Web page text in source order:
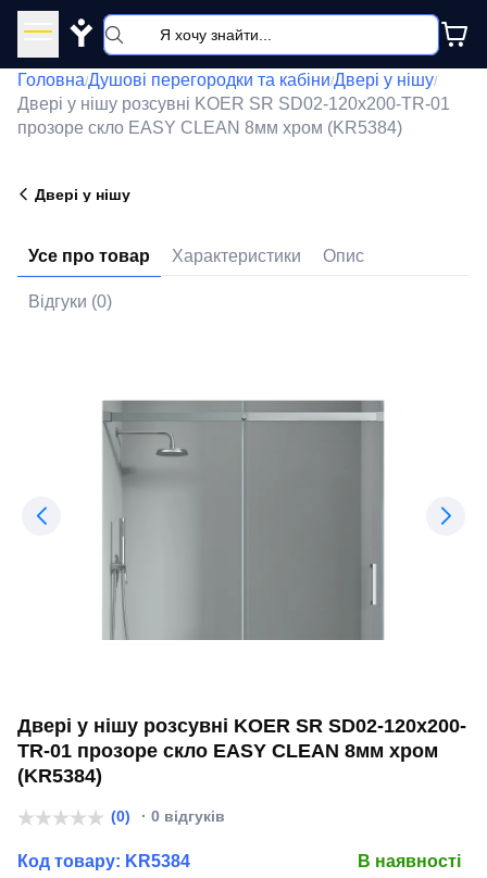
Y
Головна/Душові перегородки та кабіни/Двері у нішу/
Двері у нішу розсувні KOER SR SD02-120x200-TR-01
прозоре скло EASY CLEAN 8мм хром (KR5384)
Двері у нішу
Усе про товар Характеристики Опис
Відгуки (0)
Двері у нішу розсувні KOER SR SD02-120x200-
TR-01 прозоре скло EASY CLEAN 8мм хром
(KR5384)
(0) · 0 відгуків
Код товару: KR5384 В наявності